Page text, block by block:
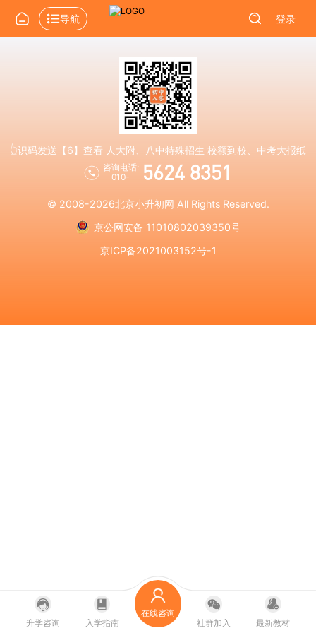
导航 登录
👆识码发送【6】查看 人大附、八中特殊招生 校额到校、中考大报纸
咨询电话:
010-
5624 8351
© 2008-2026北京小升初网 All Rights Reserved.
京公网安备 11010802039350号
京ICP备2021003152号-1
升学咨询 入学指南
在线咨询
社群加入
最新教材